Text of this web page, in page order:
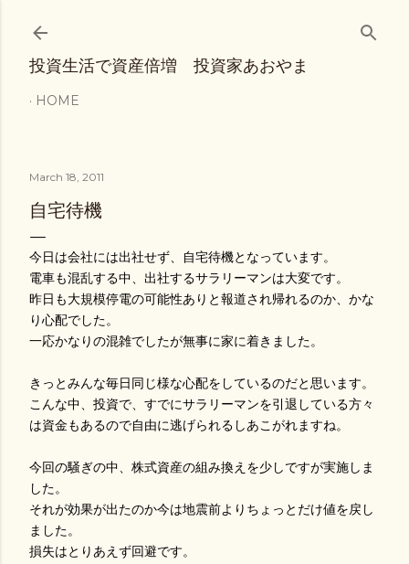
投資生活で資産倍増 投資家あおやま
HOME
March 18, 2011
自宅待機
今日は会社には出社せず、自宅待機となっています。
電車も混乱する中、出社するサラリーマンは大変です。
昨日も大規模停電の可能性ありと報道され帰れるのか、かな
り心配でした。
一応かなりの混雑でしたが無事に家に着きました。
きっとみんな毎日同じ様な心配をしているのだと思います。
こんな中、投資で、すでにサラリーマンを引退している方々
は資金もあるので自由に逃げられるしあこがれますね。
今回の騒ぎの中、株式資産の組み換えを少しですが実施しま
した。
それが効果が出たのか今は地震前よりちょっとだけ値を戻し
ました。
損失はとりあえず回避です。